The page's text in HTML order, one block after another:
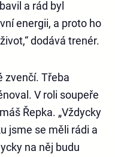
a rád byl
energii, a proto ho
dodává trenér.
zvenčí. Třeba
V roli soupeře
Řepka. „Vždycky
jsme se měli rádi a
na něj budu